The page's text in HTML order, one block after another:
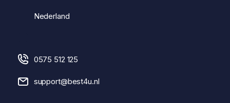
Nederland
0575 512 125
support@best4u.nl